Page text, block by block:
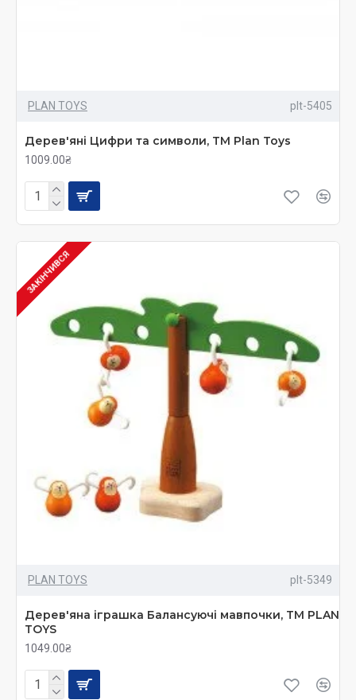
PLAN TOYS plt-5405
Дерев'яні Цифри та символи, TM Plan Toys
1009.00₴
ЗАКІНЧИВСЯ
PLAN TOYS plt-5349
Дерев'яна іграшка Балансуючі мавпочки, TM PLAN
TOYS
1049.00₴